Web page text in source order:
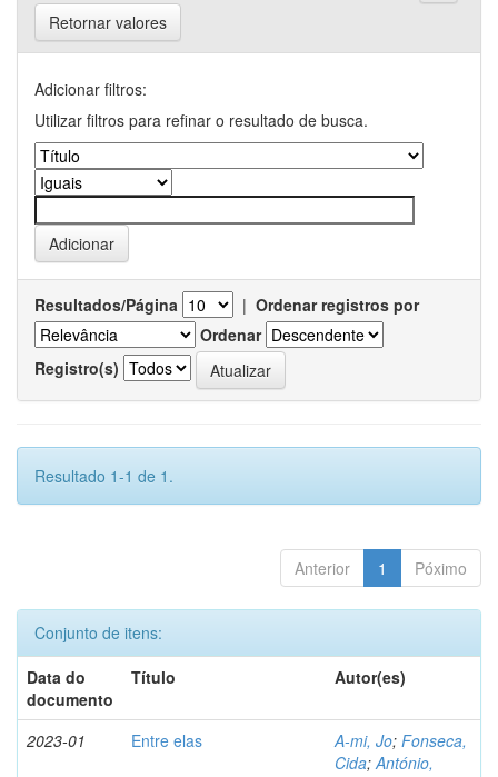
Retornar valores
Adicionar filtros:
Utilizar filtros para refinar o resultado de busca.
Resultados/Página | Ordenar registros por
Ordenar
Registro(s)
Resultado 1-1 de 1.
Anterior 1 Póximo
Conjunto de itens:
Data do
documento
Título Autor(es)
2023-01 Entre elas A-mi, Jo; Fonseca,
Cida;António,